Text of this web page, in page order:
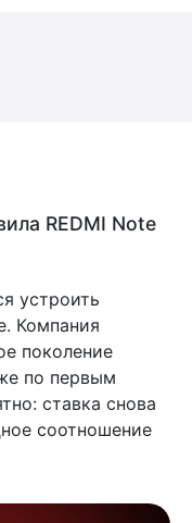
REDMI Note
устроить
Компания
поколение
по первым
ставка снова
соотношение